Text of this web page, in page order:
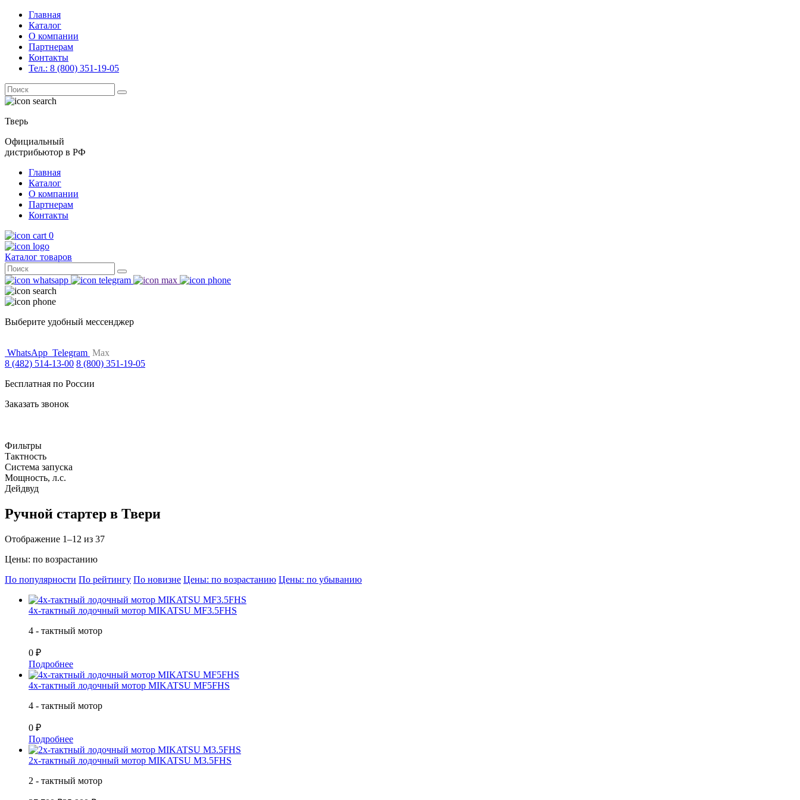
Главная
Каталог
О компании
Партнерам
Контакты
Тел.: 8 (800) 351-19-05
Поиск
for:
Тверь
Официальный
дистрибьютор в РФ
Главная
Каталог
О компании
Партнерам
Контакты
0
Каталог товаров
Поиск
for:
Выберите удобный мессенджер
WhatsApp Telegram Max
8 (482) 514-13-00 8 (800) 351-19-05
Бесплатная по России
Заказать звонок
Фильтры
Тактность
Система запуска
Мощность, л.с.
Дейдвуд
Ручной стартер в Твери
Отображение 1–12 из 37
Цены: по возрастанию
По популярности По рейтингу По новизне Цены: по возрастанию Цены: по убыванию
4х-тактный лодочный мотор MIKATSU MF3.5FHS
4 - тактный мотор
0 ₽
Подробнее
4х-тактный лодочный мотор MIKATSU MF5FHS
4 - тактный мотор
0 ₽
Подробнее
2х-тактный лодочный мотор MIKATSU M3.5FHS
2 - тактный мотор